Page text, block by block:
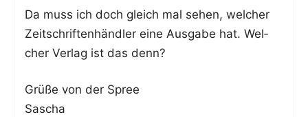
Da muss ich doch gleich mal sehen, wel­cher
Zeit­schrif­ten­händ­ler eine Aus­ga­be hat. Wel­
cher Ver­lag ist das denn?
Grü­ße von der Spree
Sascha